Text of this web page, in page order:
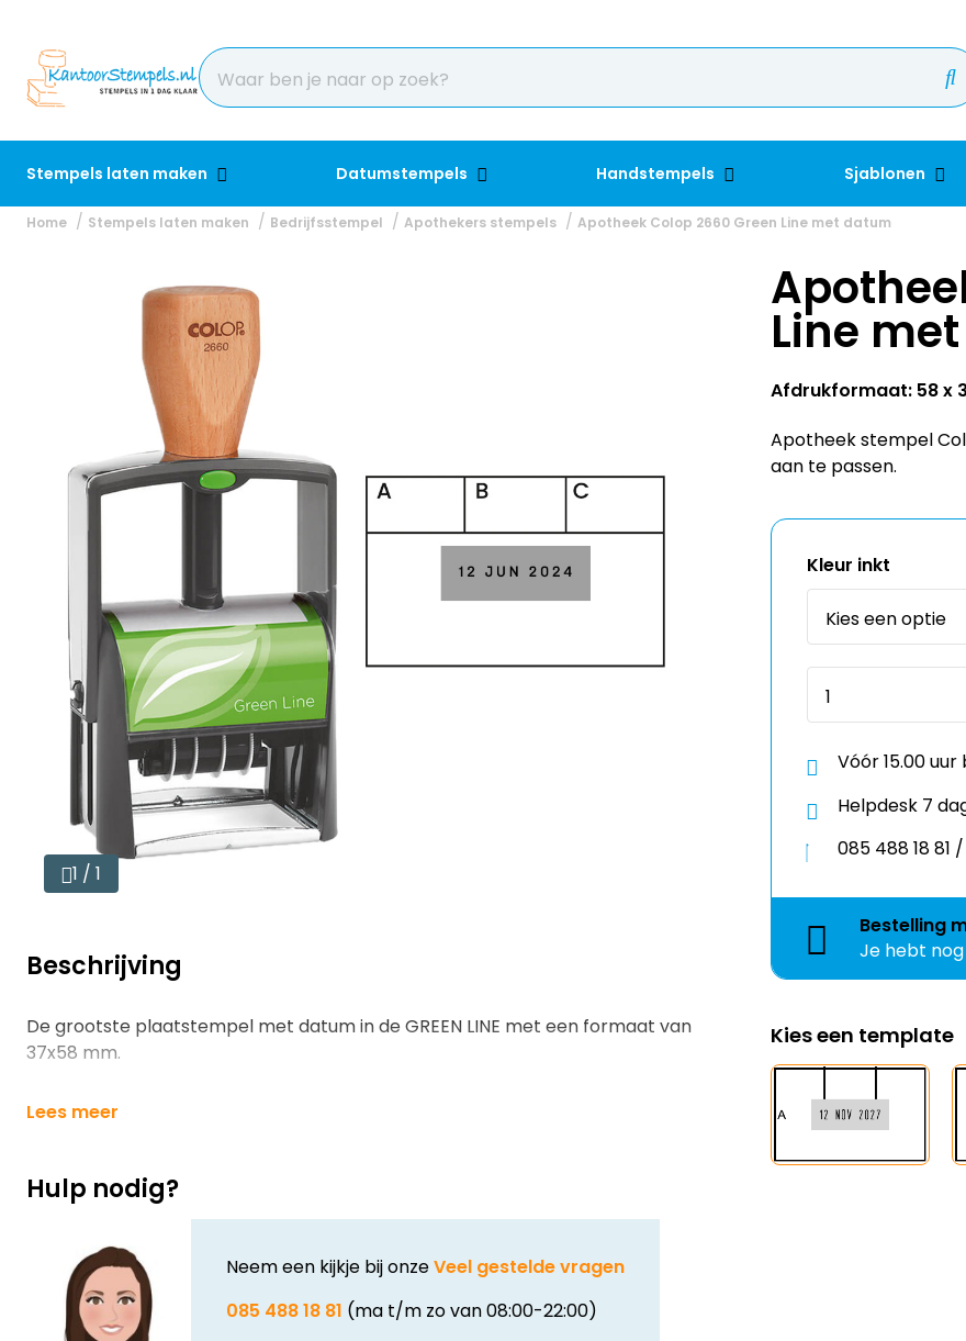
Stempels laten maken Datumstempels Handstempels Sjablonen
Home Stempels laten maken Bedrijfsstempel Apothekers stempels Apotheek Colop 2660 Green Line met datum
1 / 1
Beschrijving
De grootste plaatstempel met datum in de GREEN LINE met een formaat van
37x58 mm.
Lees meer
Hulp nodig?
Neem een kijkje bij onzeVeel gestelde vragen
085 488 18 81 (ma t/m zo van 08:00-22:00)
Line
Afdrukformaat: 58 x
Apotheek stempel
aan te passen.
Kleur inkt
Vóór 15.00
Helpdesk 7
085 488 18
Bestelling
Je hebt nog
Kies een template